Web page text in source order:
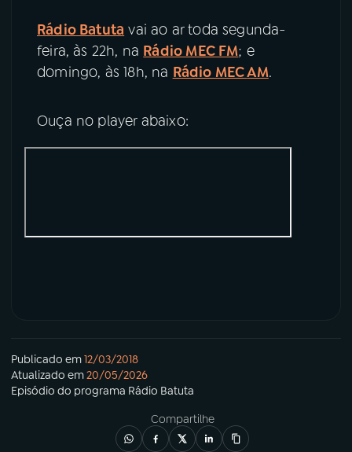
Rádio Batuta vai ao ar toda segunda-
feira, às 22h, na Rádio MEC FM; e
domingo, às 18h, na Rádio MECAM.
Ouça no player abaixo:
Publicado em12/03/2018
Atualizado em20/05/2026
Episódio do programa Rádio Batuta
Compartilhe